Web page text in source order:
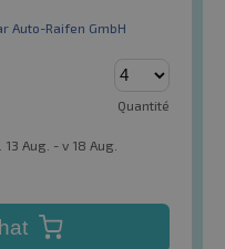
Auto-Raifen GmbH
Quantité
Aug. - v 18 Aug.